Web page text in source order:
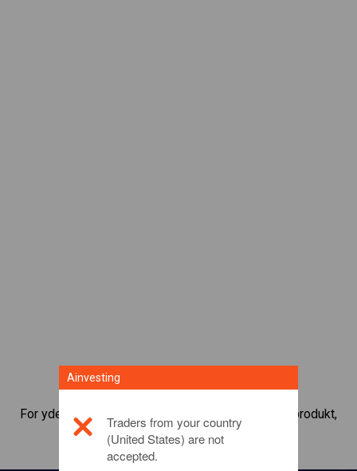
For yderligere oplysninger om dette investeringsprodukt,
bedes duklikke her
Ainvesting
Traders from your country
(United States) are not
accepted.